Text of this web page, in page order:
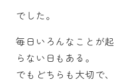
でした。
毎日いろんなことが
らない日もある。
でもどちらも大切で